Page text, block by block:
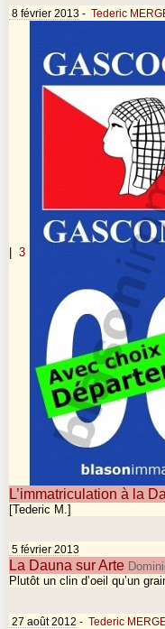
8 février 2013 - Tederic
3
L’immatriculation à la
[Tederic M.]
5 février 2013
La Dauna sur Arte
Plutôt un clin d’oeil qu’un
27 août 2012 - Tederic